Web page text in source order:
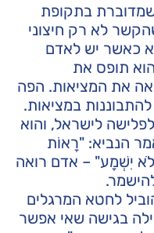
שמדוברת בתקופת
לא רק חיצוני
כאשר יש לאדם
תופס את
את המציאות. הפה
במציאות.
לישראל, והוא
הנביא: "רָאוֹת
יִשְׁמָע" – אדם רואה
לחטא המרגלים
בגישה שאי אפשר